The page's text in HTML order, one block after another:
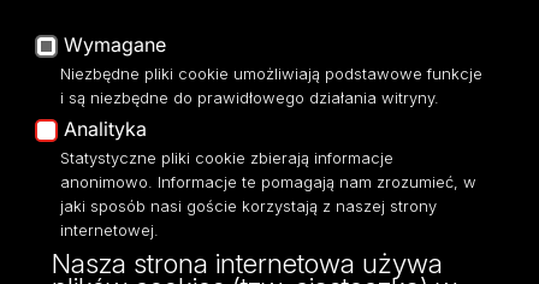
Moodle
Eksperci UŁ
Polityka Prywatności
Dostępność
ul. Narutowicza 68, 90-136 Łódź
Wymagane
Niezbędne pliki cookie umożliwiają podstawowe funkcje
i są niezbędne do prawidłowego działania witryny.
Analityka
Statystyczne pliki cookie zbierają informacje
anonimowo. Informacje te pomagają nam zrozumieć, w
jaki sposób nasi goście korzystają z naszej strony
internetowej.
Nasza strona internetowa używa